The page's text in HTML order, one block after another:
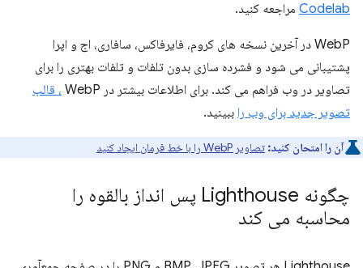
Codelab مراجعه کنید.
WebP در آخرین نسخه های کروم، فایرفاکس، سافاری، اج و اپرا
پشتیبانی می شود و فشرده سازی بدون تلفات و تلفات بهتری را برای
تصاویر در وب فراهم می کند. برای اطلاعات بیشتر در WebP
، قالب
تصویر جدید برای وب را ببینید.
آن را امتحان کنید: تصاویر WebP را با خط فرمان ایجاد کنید
چگونه Lighthouse پس انداز بالقوه را
محاسبه می کند